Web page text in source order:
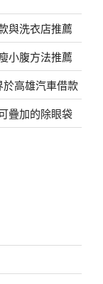
與洗衣店推薦
小腹方法推薦
高雄汽車借款
疊加的除眼袋